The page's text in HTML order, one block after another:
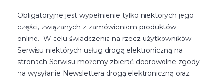
Obligatoryjne jest wypełnienie tylko niektórych jego
części, związanych z zamówieniem produktów
online. W celu świadczenia na rzecz użytkowników
Serwisu niektórych usług drogą elektroniczną na
stronach Serwisu możemy zbierać dobrowolne zgody
na wysyłanie Newslettera drogą elektroniczną oraz